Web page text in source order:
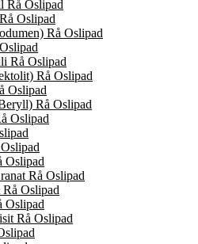
Rå Oslipad
Oslipad
Rå Oslipad
Rå Oslipad
Rå Oslipad
Oslipad
Rå Oslipad
Oslipad
Oslipad
Rå Oslipad
Oslipad
Oslipad
Rå Oslipad